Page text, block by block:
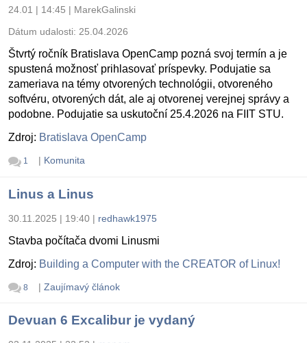
24.01 | 14:45 | MarekGalinski
Dátum udalosti: 25.04.2026
Štvrtý ročník Bratislava OpenCamp pozná svoj termín a je
spustená možnosť prihlasovať príspevky. Podujatie sa
zameriava na témy otvorených technológii, otvoreného
softvéru, otvorených dát, ale aj otvorenej verejnej správy a
podobne. Podujatie sa uskutoční 25.4.2026 na FIIT STU.
Zdroj: Bratislava OpenCamp
1 | Komunita
Linus a Linus
30.11.2025 | 19:40 | redhawk1975
Stavba počítača dvomi Linusmi
Zdroj: Building a Computer with the CREATOR of Linux!
8 | Zaujímavý článok
Devuan 6 Excalibur je vydaný